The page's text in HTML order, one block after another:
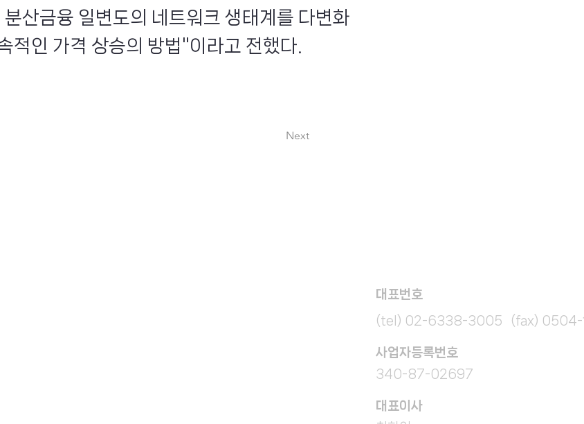
분산금융 일변도의 네트워크 생태계를 다변화
적인 가격 상승의 방법"이라고 전했다.
Next
대표번호
(tel) 02-6338-3005 (fax) 0504-
​사업자등록번호
340-87-02697
대표이사